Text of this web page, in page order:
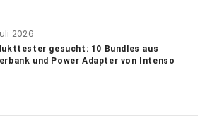
2026
gesucht: 10 Bundles aus
und Power Adapter von Intenso